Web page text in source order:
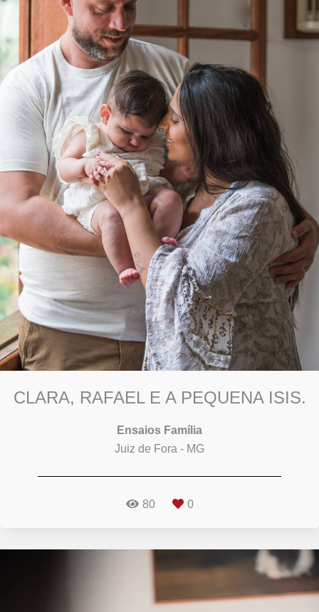
CLARA, RAFAEL E A PEQUENA ISIS.
Ensaios Família
Juiz de Fora - MG
80 0